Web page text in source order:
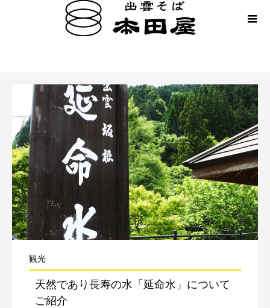
観光
天然であり長寿の水「延命水」について
ご紹介